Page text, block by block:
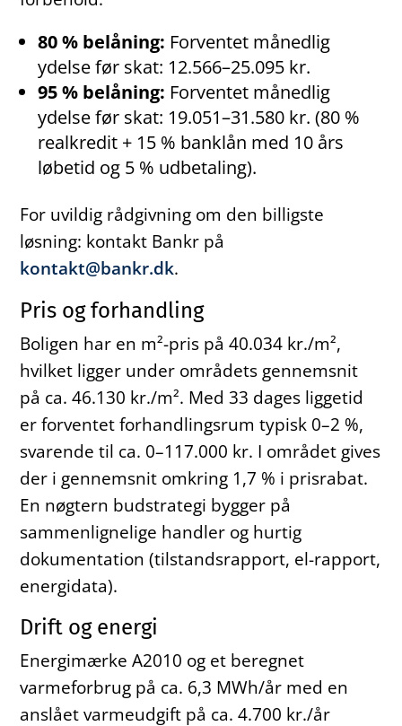
80 % belåning: Forventet månedlig
ydelse før skat: 12.566–25.095 kr.
95 % belåning: Forventet månedlig
ydelse før skat: 19.051–31.580 kr. (80 %
realkredit + 15 % banklån med 10 års
løbetid og 5 % udbetaling).
For uvildig rådgivning om den billigste
løsning: kontakt Bankr på
kontakt@bankr.dk.
Pris og forhandling
Boligen har en m²-pris på 40.034 kr./m²,
hvilket ligger under områdets gennemsnit
på ca. 46.130 kr./m². Med 33 dages liggetid
er forventet forhandlingsrum typisk 0–2 %,
svarende til ca. 0–117.000 kr. I området gives
der i gennemsnit omkring 1,7 % i prisrabat.
En nøgtern budstrategi bygger på
sammenlignelige handler og hurtig
dokumentation (tilstandsrapport, el-rapport,
energidata).
Drift og energi
Energimærke A2010 og et beregnet
varmeforbrug på ca. 6,3 MWh/år med en
anslået varmeudgift på ca. 4.700 kr./år